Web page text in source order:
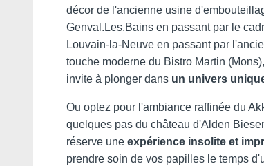
décor de l'ancienne usine
Genval.Les.Bains en passant par le
Louvain-la-Neuve en passant par
touche moderne du Bistro Martin
invite à plonger dans un univers
Ou optez pour l'ambiance raffinée du
quelques pas du château d'Alden
réserve une expérience insolite et
prendre soin de vos papilles le temps